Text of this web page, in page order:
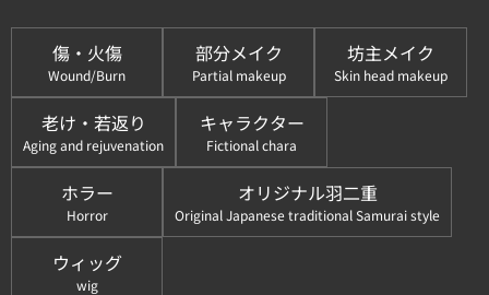
傷・火傷
Wound/Burn
部分メイク
Partial makeup
坊主メイク
Skin head makeup
老け・若返り
Aging and rejuvenation
キャラクター
Fictional chara
ホラー
Horror
オリジナル羽二重
Original Japanese traditional Samurai style
ウィッグ
wig